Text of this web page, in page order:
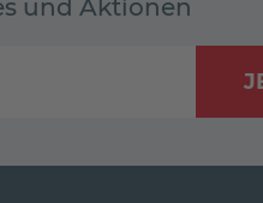
und Aktionen